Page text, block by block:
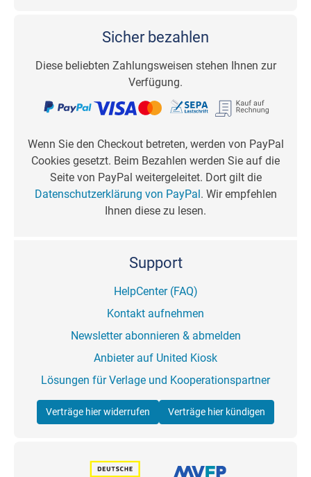
Sicher bezahlen
Diese beliebten Zahlungsweisen stehen Ihnen zur
Verfügung.
Wenn Sie den Checkout betreten, werden von PayPal
Cookies gesetzt. Beim Bezahlen werden Sie auf die
Seite von PayPal weitergeleitet. Dort gilt die
Datenschutzerklärung von PayPal. Wir empfehlen
Ihnen diese zu lesen.
Support
HelpCenter (FAQ)
Kontakt aufnehmen
Newsletter abonnieren & abmelden
Anbieter auf United Kiosk
Lösungen für Verlage und Kooperationspartner
Verträge hier widerrufen Verträge hier kündigen